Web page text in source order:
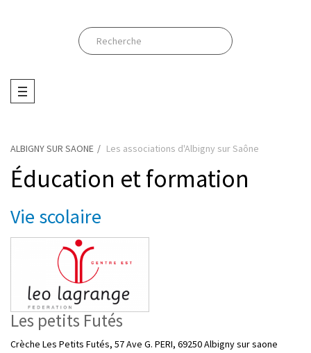
ALBIGNY SUR SAONE Les associations d'Albigny sur Saône
Éducation et formation
Vie scolaire
Les petits Futés
Crèche Les Petits Futés, 57 Ave G. PERI, 69250 Albigny sur saone